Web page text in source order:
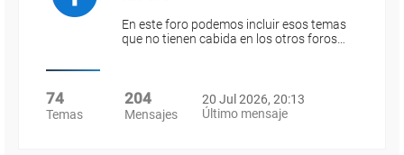
En este foro podemos incluir esos temas
que no tienen cabida en los otros foros…
74
Temas
204
Mensajes
20 Jul 2026, 20:13
Último mensaje